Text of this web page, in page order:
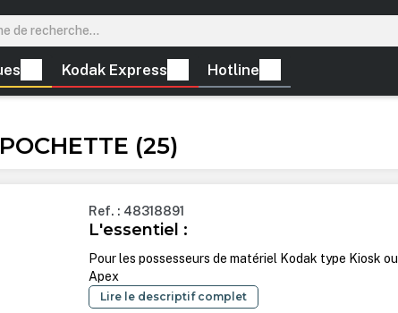
Kodak Express Hotline
(25)
Ref. : 48318891
L'essentiel :
Pour les possesseurs de matériel Kodak type Kiosk ou
Apex
Lire le descriptif complet